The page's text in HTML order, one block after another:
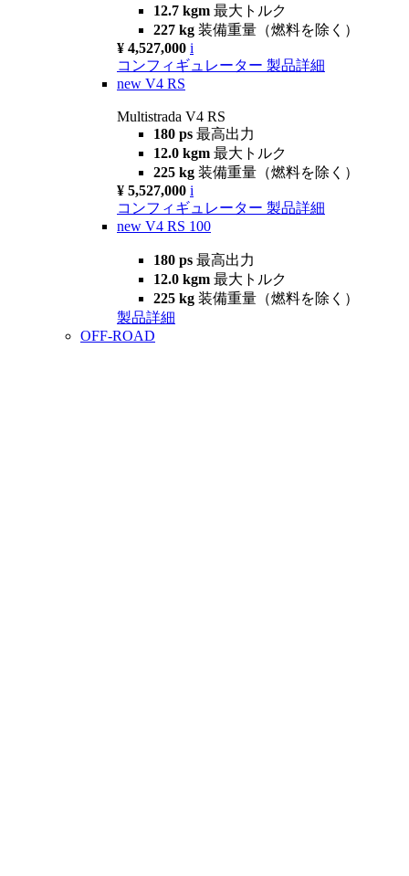
12.7 kgm 最大トルク
227 kg 装備重量（燃料を除く）
¥ 4,527,000 i
コンフィギュレーター 製品詳細
new V4 RS
Multistrada V4 RS
180 ps 最高出力
12.0 kgm 最大トルク
225 kg 装備重量（燃料を除く）
¥ 5,527,000 i
コンフィギュレーター 製品詳細
new V4 RS 100
180 ps 最高出力
12.0 kgm 最大トルク
225 kg 装備重量（燃料を除く）
製品詳細
OFF-ROAD